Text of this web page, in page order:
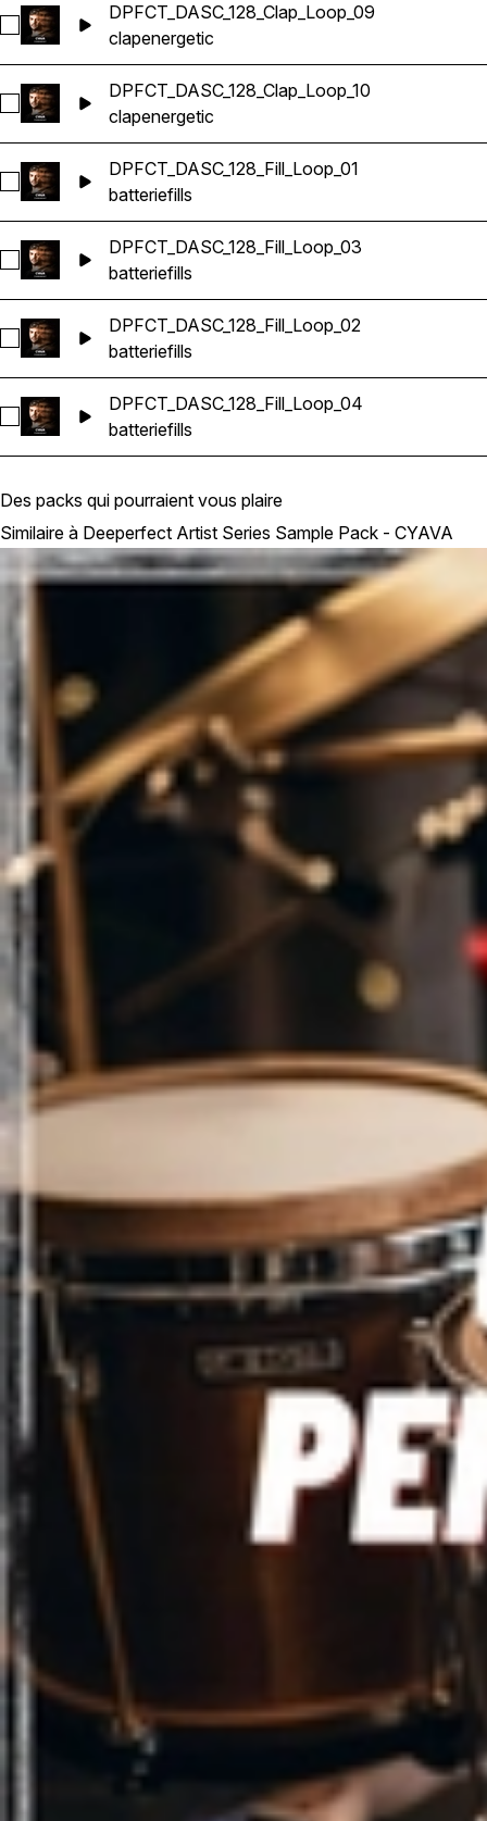
Sélectionnez DPFCT_DASC_128_Clap_Loop_09
DPFCT_DASC_128_Clap_Loop_09
clapenergetic
Sélectionnez DPFCT_DASC_128_Clap_Loop_10
DPFCT_DASC_128_Clap_Loop_10
clapenergetic
Sélectionnez DPFCT_DASC_128_Fill_Loop_01
DPFCT_DASC_128_Fill_Loop_01
batteriefills
Sélectionnez DPFCT_DASC_128_Fill_Loop_03
DPFCT_DASC_128_Fill_Loop_03
batteriefills
Sélectionnez DPFCT_DASC_128_Fill_Loop_02
DPFCT_DASC_128_Fill_Loop_02
batteriefills
Sélectionnez DPFCT_DASC_128_Fill_Loop_04
DPFCT_DASC_128_Fill_Loop_04
batteriefills
Des packs qui pourraient vous plaire
Similaire à Deeperfect Artist Series Sample Pack - CYAVA